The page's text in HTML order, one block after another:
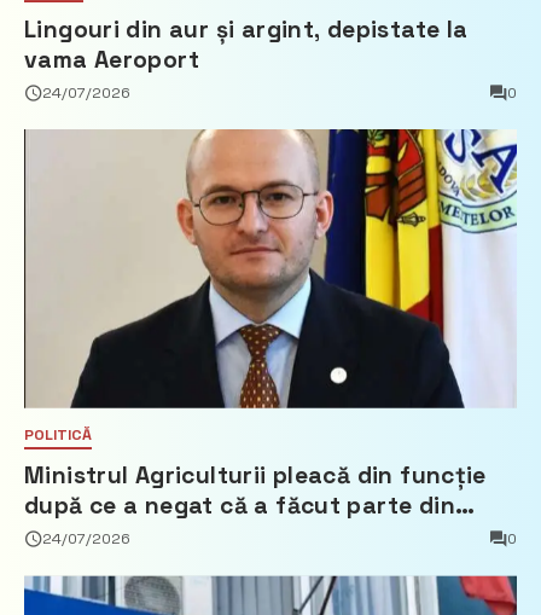
Lingouri din aur și argint, depistate la
vama Aeroport
24/07/2026 0
POLITICĂ
Ministrul Agriculturii pleacă din funcție
după ce a negat că a făcut parte din
Partidul Democrat
24/07/2026 0